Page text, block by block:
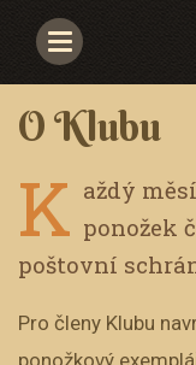
Navigace
O Klubu
K aždý
ponožek
poštovní
Pro členy Klubu
ponožkový